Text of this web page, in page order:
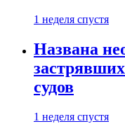
1 неделя спустя
Названа
судов
1 неделя спустя